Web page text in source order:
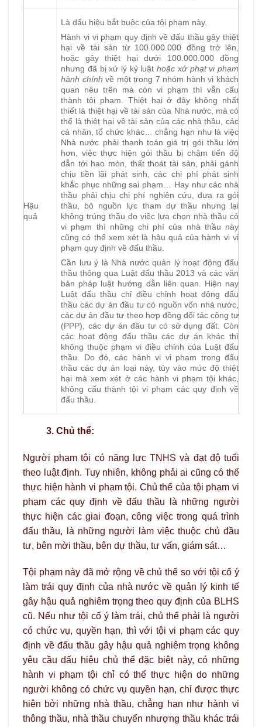
Hậu
quả
Là dấu hiệu bắt buộc của tội phạm này.
Hành vi vi phạm quy định về đấu thầu gây thiệt
hại về tài sản từ 100.000.000 đồng trở lên,
hoặc gây thiệt hại dưới 100.000.000 đồng
nhưng đã bị xử lý kỷ luậthoặc xử phạt vi phạm
hành chínhvề một trong 7 nhóm hành vi khách
quan nêu trên mà còn vi phạm thì vẫn cấu
thành tội phạm. Thiệt hại ở đây không nhất
thiết là thiệt hại về tài sản của Nhà nước, mà có
thể là thiệt hại về tài sản của các nhà thầu, các
cá nhân, tổ chức khác… chẳng hạn như là việc
Nhà nước phải thanh toán giá trị gói thầu lớn
hơn, việc thực hiện gói thầu bị chậm tiến độ
dẫn tới hao mòn, thất thoát tài sản, phải gánh
chịu tiền lãi phát sinh, các chi phí phát sinh
khắc phục những sai phạm… Hay như các nhà
thầu phải chịu chi phí nghiên cứu, đưa ra gói
thầu, bỏ nguồn lực tham dự thầu nhưng lại
không trúng thầu do việc lựa chọn nhà thầu có
vi phạm thì những chi phí của nhà thầu này
cũng có thể xem xét là hậu quả của hành vi vi
phạm quy định về đấu thầu.
Cần lưu ý là Nhà nước quản lý hoạt động đấu
thầu thông qua Luật đấu thầu 2013 và các văn
bản pháp luật hướng dẫn liên quan. Hiện nay
Luật đấu thầu chỉ điều chỉnh hoạt động đấu
thầu các dự án đầu tư có nguồn vốn nhà nước,
các dự án đầu tư theo hợp đồng đối tác công tư
(PPP), các dự án đầu tư có sử dụng đất. Còn
các hoạt động đấu thầu các dự án khác thì
không thuộc phạm vi điều chỉnh của Luật đấu
thầu. Do đó, các hành vi vi phạm trong đấu
thầu các dự án loại này, tùy vào mức độ thiệt
hại mà xem xét ở các hành vi phạm tội khác,
không cấu thành tội vi phạm các quy định về
đấu thầu.
3. Chủ thể:
Người phạm tội có năng lực TNHS và đạt độ tuổi
theo luật định. Tuy nhiên, không phải ai cũng có thể
thực hiện hành vi phạm tội. Chủ thể của tội phạm vi
phạm các quy định về đấu thầu là những người
thực hiện các giai đoạn, công việc trong quá trình
đấu thầu, là những người làm việc thuộc chủ đầu
tư, bên mời thầu, bên dự thầu, tư vấn, giám sát…
Tội phạm này đã mở rộng về chủ thể so với tội cố ý
làm trái quy định của nhà nước về quản lý kinh tế
gây hậu quả nghiêm trọng theo quy định của BLHS
cũ. Nếu như tội cố ý làm trái, chủ thể phải là người
có chức vụ, quyền hạn, thì với tội vi phạm các quy
định về đấu thầu gây hậu quả nghiêm trọng không
yêu cầu dấu hiệu chủ thể đặc biệt này, có những
hành vi phạm tội chỉ có thể thực hiện do những
người không có chức vụ quyền hạn, chỉ được thực
hiện bởi những nhà thầu, chẳng hạn như hành vi
thông thầu, nhà thầu chuyển nhượng thầu khác trái